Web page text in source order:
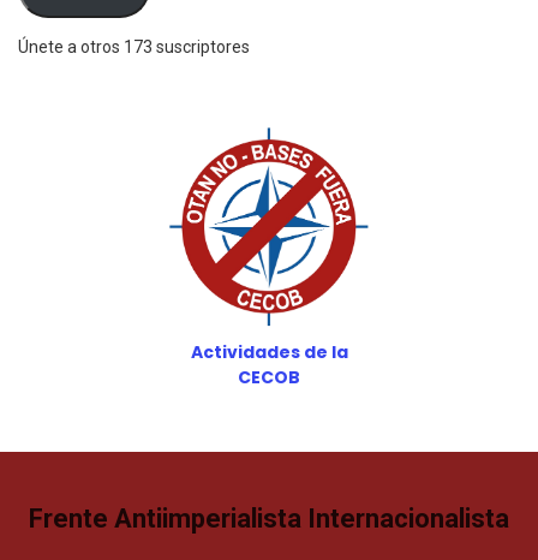
Únete a otros 173 suscriptores
Actividades de la
CECOB
Frente Antiimperialista Internacionalista